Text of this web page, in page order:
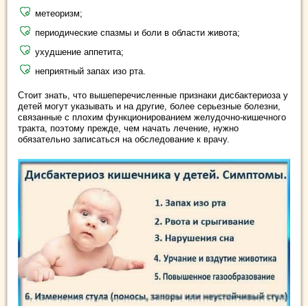
метеоризм;
периодические спазмы и боли в области живота;
ухудшение аппетита;
неприятный запах изо рта.
Стоит знать, что вышеперечисленные признаки дисбактериоза у
детей могут указывать и на другие, более серьезные болезни,
связанные с плохим функционированием желудочно-кишечного
тракта, поэтому прежде, чем начать лечение, нужно
обязательно записаться на обследование к врачу.